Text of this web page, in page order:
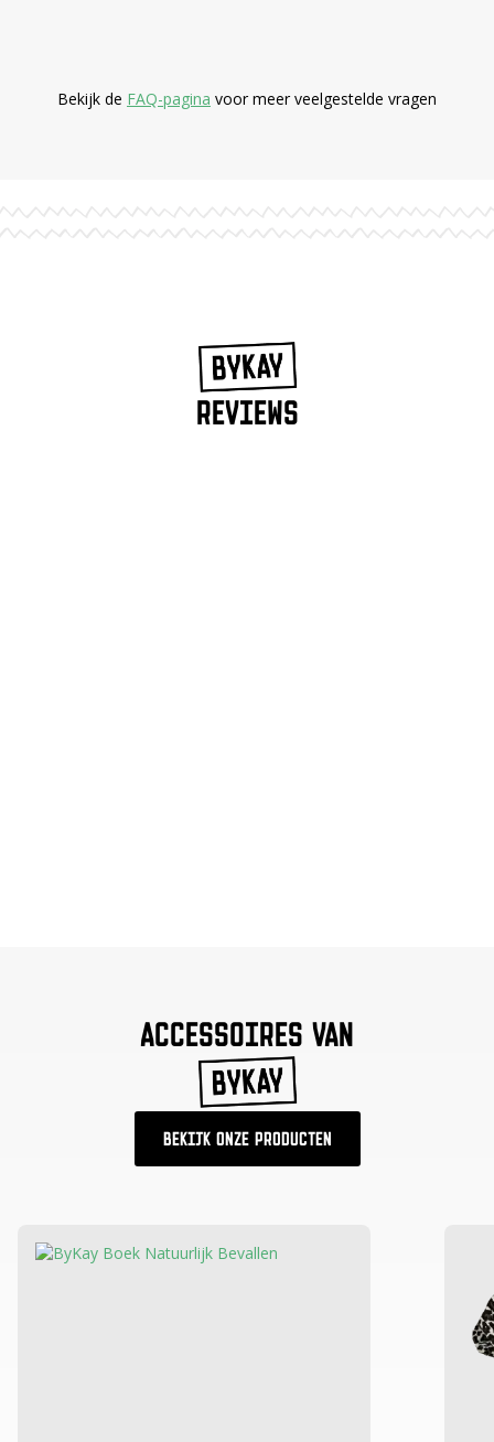
Bekijk de FAQ-pagina voor meer veelgestelde vragen
REVIEWS
ACCESSOIRES VAN
BEKIJK ONZE PRODUCTEN